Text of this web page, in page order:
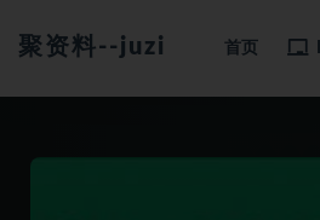
聚资料--juziliao.com--
首页